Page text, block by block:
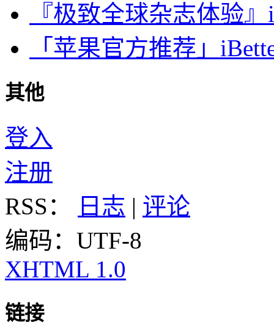
『极致全球杂志体验
「苹果官方推荐」
其他
登入
注册
RSS：
日志 | 评论
编码：UTF-8
XHTML 1.0
链接